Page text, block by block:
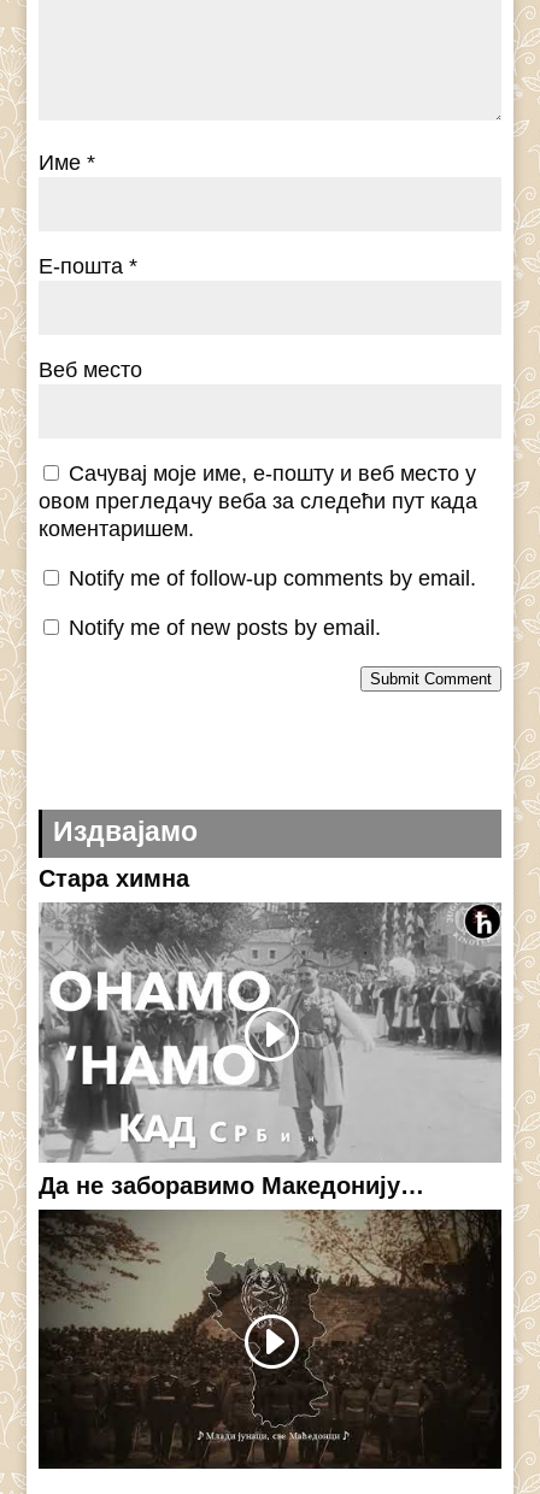
Име*
Е-пошта*
Веб место
Сачувај моје име, е-пошту и веб место у
овом прегледачу веба за следећи пут када
коментаришем.
Notify me of follow-up comments by email.
Notify me of new posts by email.
Submit Comment
Издвајамо
Стара химна
Да не заборавимо Македонију…